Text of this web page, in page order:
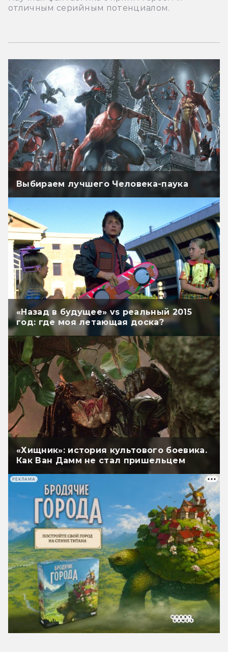
отличным серийным потенциалом.
Выбираем лучшего Человека-паука
«Назад в будущее» vs реальный 2015
год: где моя летающая доска?
«Хищник»: история культового боевика.
Как Ван Дамм не стал пришельцем
РЕКЛАМА